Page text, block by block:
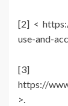
[2] <
use-and-
https://
>.